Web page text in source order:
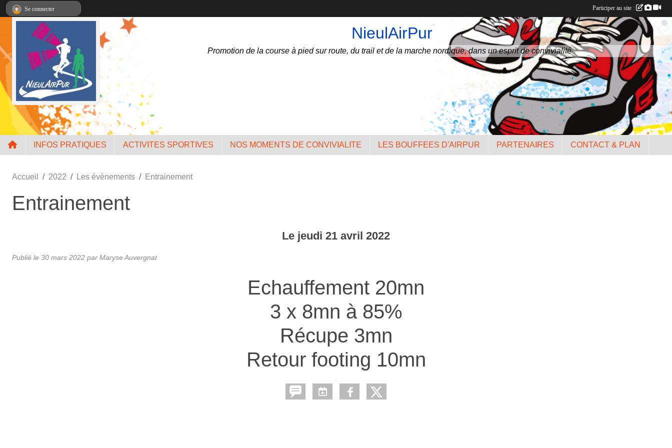
NieulAirPur
Promotion de la course à pied sur route, du trail et de la marche nordique, dans un esprit de convivialité
INFOS PRATIQUES ACTIVITES SPORTIVES NOS MOMENTS DE CONVIVIALITE LES BOUFFEES D'AIRPUR PARTENAIRES CONTACT & PLAN
Accueil 2022 Les évènements Entrainement
Entrainement
Le jeudi 21 avril 2022
Publié le 30 mars 2022 par Maryse Auvergnat
Echauffement 20mn
3 x 8mn à 85%
Récupe 3mn
Retour footing 10mn
Se connecter Participer au site :
Panneau de gestion des cookies